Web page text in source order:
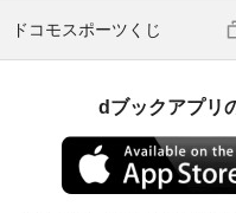
ドコモスポーツくじ
dブックアプリ